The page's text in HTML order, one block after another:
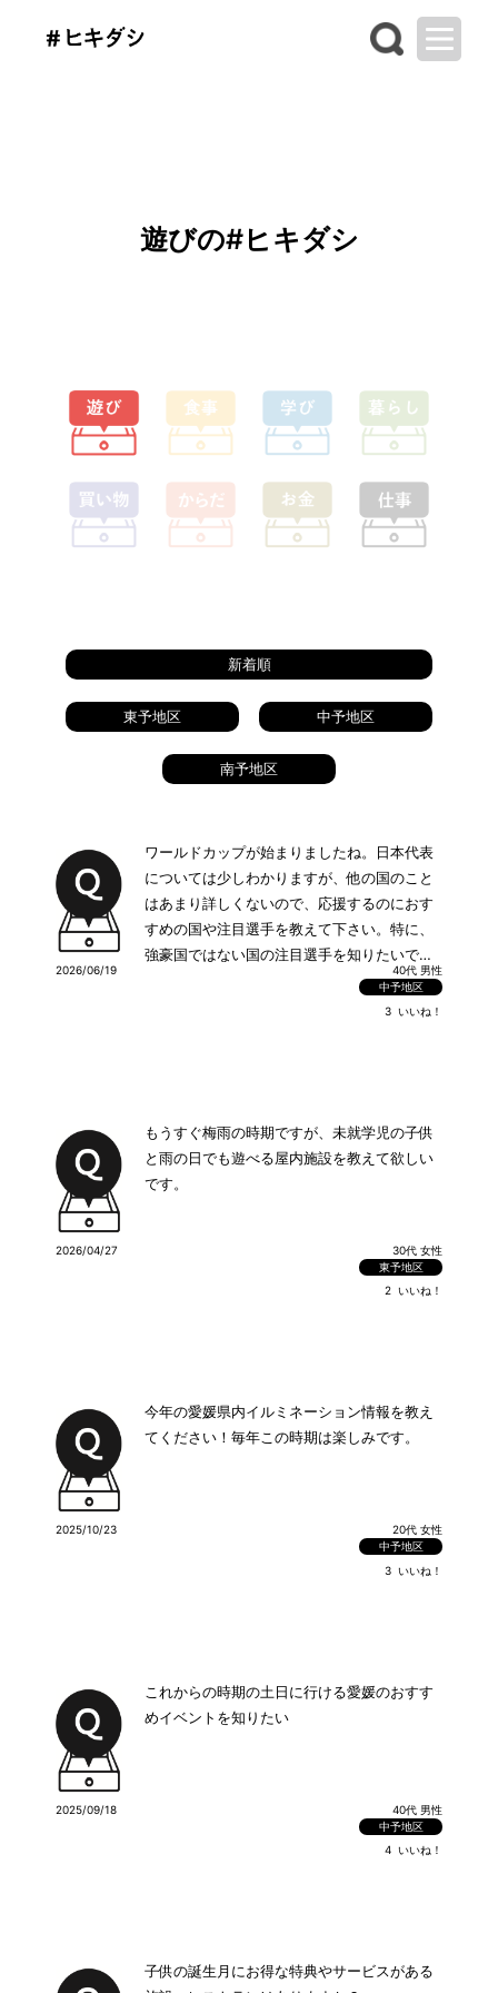
遊びの#ヒキダシ
新着順
東予地区 中予地区
南予地区
ワールドカップが始まりましたね。日本代表
については少しわかりますが、他の国のこと
はあまり詳しくないので、応援するのにおす
すめの国や注目選手を教えて下さい。特に、
強豪国ではない国の注目選手を知りたいで
2026/06/19
40代 男性
中予地区
3 いいね！
もうすぐ梅雨の時期ですが、未就学児の子供
と雨の日でも遊べる屋内施設を教えて欲しい
です。
2026/04/27
30代 女性
東予地区
2 いいね！
今年の愛媛県内イルミネーション情報を教え
てください！毎年この時期は楽しみです。
2025/10/23
20代 女性
中予地区
3 いいね！
これからの時期の土日に行ける愛媛のおすす
めイベントを知りたい
2025/09/18
40代 男性
中予地区
4 いいね！
子供の誕生月にお得な特典やサービスがある